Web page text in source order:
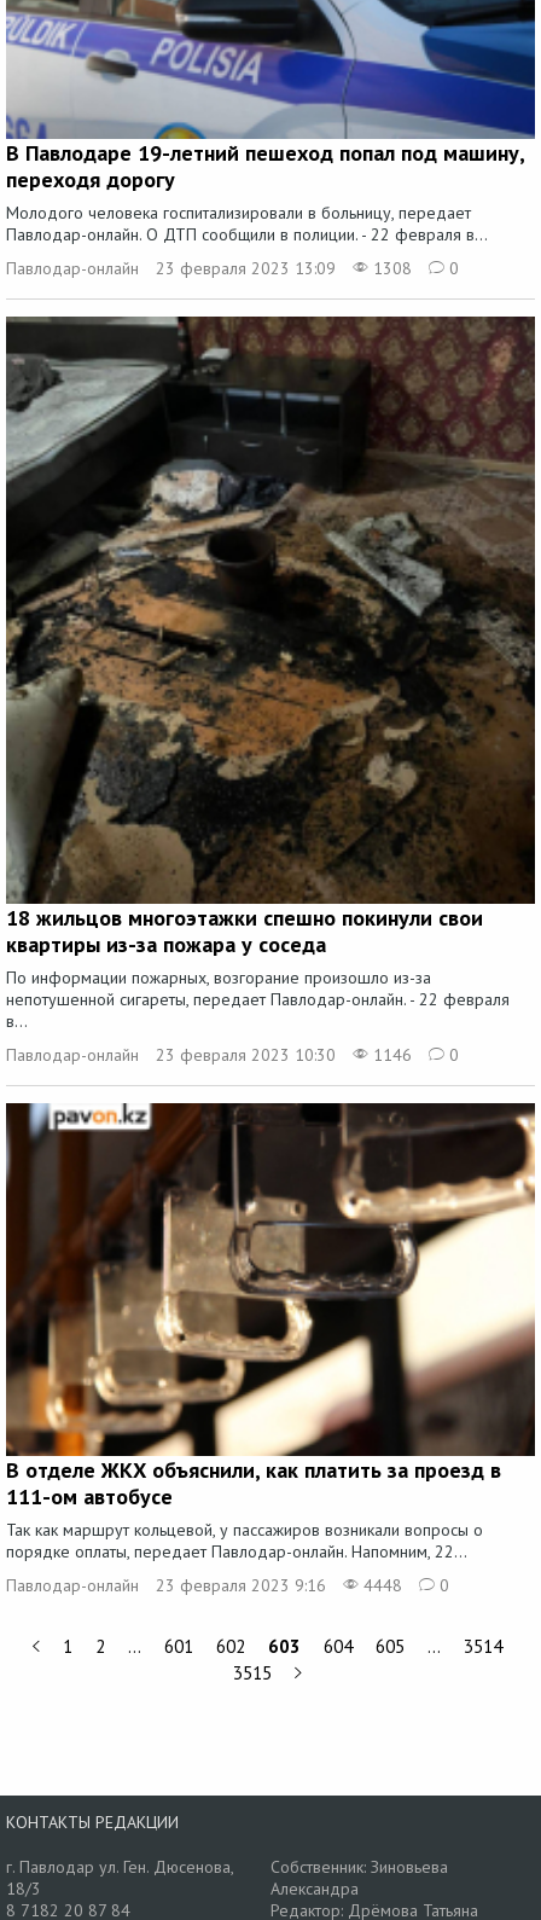
В Павлодаре 19-летний пешеход попал под машину,
переходя дорогу
Молодого человека госпитализировали в больницу, передает
Павлодар-онлайн. О ДТП сообщили в полиции. - 22 февраля в...
Павлодар-онлайн
23 февраля 2023 13:09 1308 0
18 жильцов многоэтажки спешно покинули свои
квартиры из-за пожара у соседа
По информации пожарных, возгорание произошло из-за
непотушенной сигареты, передает Павлодар-онлайн. - 22 февраля
в...
Павлодар-онлайн
23 февраля 2023 10:30 1146 0
В отделе ЖКХ объяснили, как платить за проезд в
111-ом автобусе
Так как маршрут кольцевой, у пассажиров возникали вопросы о
порядке оплаты, передает Павлодар-онлайн. Напомним, 22...
Павлодар-онлайн
23 февраля 2023 9:16 4448 0
1 2 … 601 602 603 604 605 …
3514
3515
КОНТАКТЫ РЕДАКЦИИ
г. Павлодар ул. Ген. Дюсенова,
18/3
8 7182 20 87 84
Собственник: Зиновьева
Александра
Редактор: Дрёмова Татьяна